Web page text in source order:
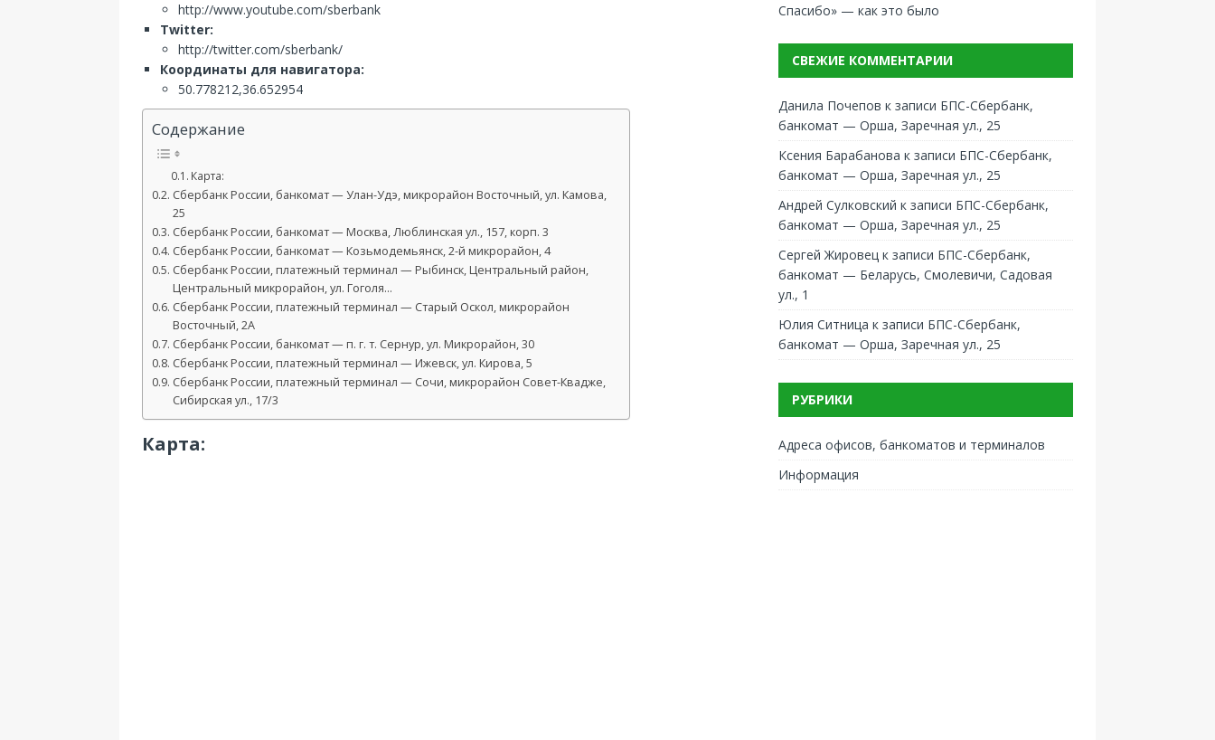
http://www.youtube.com/sberbank
Twitter:
http://twitter.com/sberbank/
Координаты для навигатора:
50.778212,36.652954
Содержание
Карта:
Сбербанк России, банкомат — Улан-Удэ, микрорайон Восточный, ул. Камова,
25
Сбербанк России, банкомат — Москва, Люблинская ул., 157, корп. 3
Сбербанк России, банкомат — Козьмодемьянск, 2-й микрорайон, 4
Сбербанк России, платежный терминал — Рыбинск, Центральный район,
Центральный микрорайон, ул. Гоголя…
Сбербанк России, платежный терминал — Старый Оскол, микрорайон
Восточный, 2А
Сбербанк России, банкомат — п. г. т. Сернур, ул. Микрорайон, 30
Сбербанк России, платежный терминал — Ижевск, ул. Кирова, 5
Сбербанк России, платежный терминал — Сочи, микрорайон Совет-Квадже,
Сибирская ул., 17/3
Карта:
Спасибо» — как это было
СВЕЖИЕ КОММЕНТАРИИ
Данила Почепов к записи БПС-Сбербанк,
банкомат — Орша, Заречная ул., 25
Ксения Барабанова к записи БПС-Сбербанк,
банкомат — Орша, Заречная ул., 25
Андрей Сулковский к записи БПС-Сбербанк,
банкомат — Орша, Заречная ул., 25
Сергей Жировец к записи БПС-Сбербанк,
банкомат — Беларусь, Смолевичи, Садовая
ул., 1
Юлия Ситница к записи БПС-Сбербанк,
банкомат — Орша, Заречная ул., 25
РУБРИКИ
Адреса офисов, банкоматов и терминалов
Информация